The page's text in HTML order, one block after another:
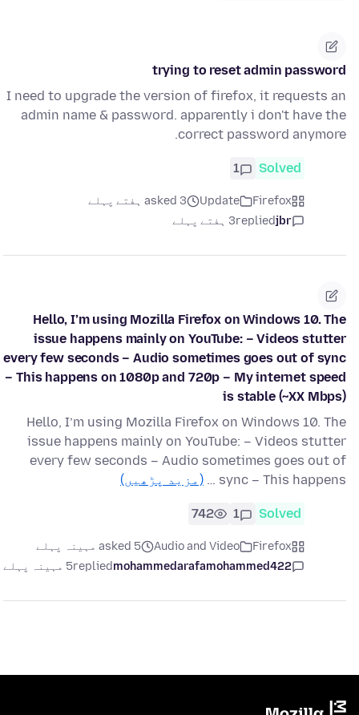
trying to reset admin password
I need to upgrade the version of firefox, it requests an
admin name & password. apparently i don't have the
correct password anymore.
Solved
1
Firefox
Update
asked 3 ہفتے پہلے
jbr
replied3 ہفتے پہلے
Hello, I’m using Mozilla Firefox on Windows 10. The
issue happens mainly on YouTube: – Videos stutter
every few seconds – Audio sometimes goes out of sync
– This happens on 1080p and 720p – My internet speed
is stable (~XX Mbps)
Hello, I’m using Mozilla Firefox on Windows 10. The
issue happens mainly on YouTube: – Videos stutter
every few seconds – Audio sometimes goes out of
sync – This happens …
(مزید پڑھیں)
Solved
1
742
Firefox
Audio and Video
asked 5 مہینہ پہلے
mohammedarafamohammed422
replied5 مہینہ پہلے